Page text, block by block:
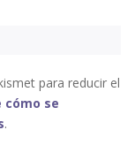
para reducir el
cómo se
.